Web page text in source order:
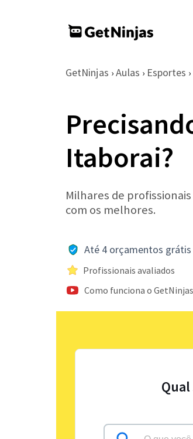
GetNinjas › Aulas › Esportes ›
Itaborai?
Milhares de
com os melhores.
Até 4 orçamentos grátis
Profissionais avaliados
Como funciona o